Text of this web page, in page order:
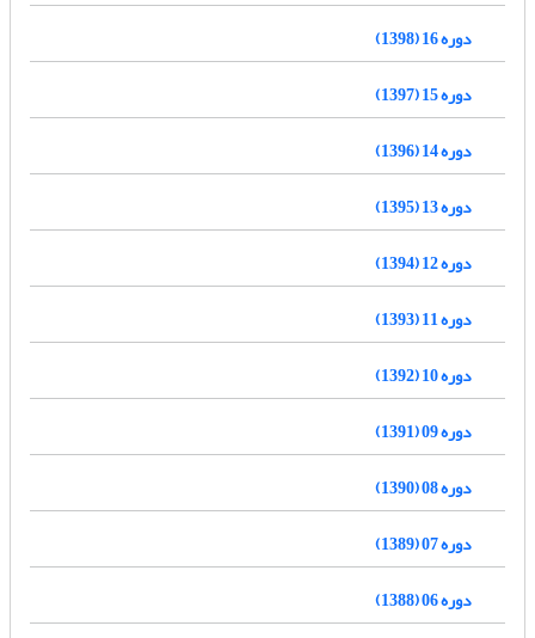
دوره 16 (1398)
دوره 15 (1397)
دوره 14 (1396)
دوره 13 (1395)
دوره 12 (1394)
دوره 11 (1393)
دوره 10 (1392)
دوره 09 (1391)
دوره 08 (1390)
دوره 07 (1389)
دوره 06 (1388)